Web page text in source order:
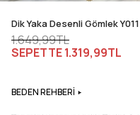
Dik Yaka Desenli Gömlek
1.649,99TL
SEPETTE1.319,99TL
BEDEN REHBERİ